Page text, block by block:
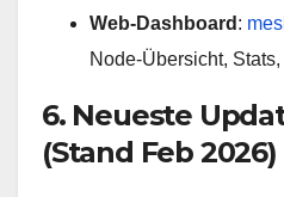
Web-Dashboard :
Node-Übersicht,
6. Neueste
(Stand Feb 2026)